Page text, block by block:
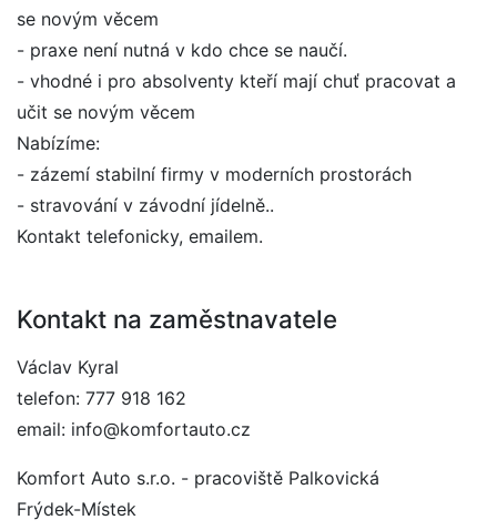
se novým věcem
- praxe není nutná v kdo chce se naučí.
- vhodné i pro absolventy kteří mají chuť pracovat a
učit se novým věcem
Nabízíme:
- zázemí stabilní firmy v moderních prostorách
- stravování v závodní jídelně..
Kontakt telefonicky, emailem.
Kontakt na zaměstnavatele
Václav Kyral
telefon: 777 918 162
email: info@komfortauto.cz
Komfort Auto s.r.o. - pracoviště Palkovická
Frýdek-Místek